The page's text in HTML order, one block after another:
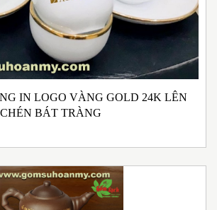
IN LOGO VÀNG GOLD 24K LÊN
BÁT TRÀNG